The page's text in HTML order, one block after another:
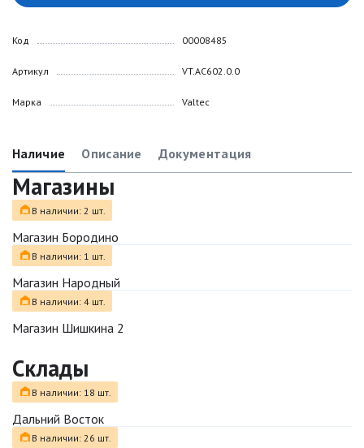
Код
Артикул
Марка
00008485
VT.AC602.0.0
Valtec
Наличие Описание Документация
Магазины
В наличии: 2 шт.
Магазин Бородино
В наличии: 1 шт.
Магазин Народный
В наличии: 4 шт.
Магазин Шишкина 2
Склады
В наличии: 18 шт.
Дальний Восток
В наличии: 26 шт.